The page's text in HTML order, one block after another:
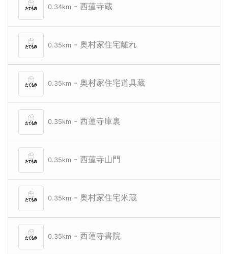
0.34km - 西蓮寺蔵
0.35km - 奥村家住宅離れ
0.35km - 奥村家住宅道具蔵
0.35km - 西蓮寺庫裏
0.35km - 西蓮寺山門
0.35km - 奥村家住宅米蔵
0.35km - 西蓮寺書院